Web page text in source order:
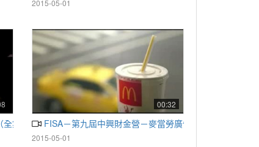
2015-05-01
全集）
00:32
FISA－第九屆中興財金營－麥當勞廣告
2015-05-01